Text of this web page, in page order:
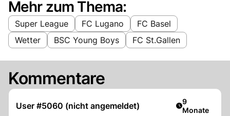
Mehr zum Thema:
Super League FC Lugano
FC Basel
Wetter
BSC Young Boys FC St.Gallen
Kommentare
User #5060 (nicht angemeldet) Artikel
9
Monate